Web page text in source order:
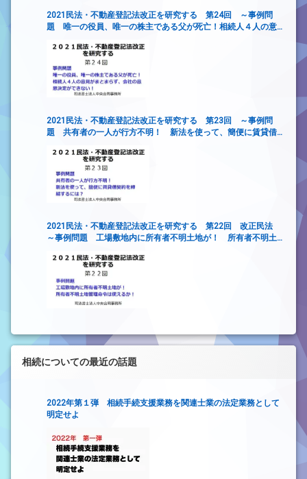
2021民法・不動産登記法改正を研究する 第24回 ～事例問
題 唯一の役員、唯一の株主である父が死亡！相続人４人の意
2021民法・不動産登記法改正を研究する 第23回 ～事例問
題 共有者の一人が行方不明！ 新法を使って、簡便に賃貸借
2021民法・不動産登記法改正を研究する 第22回 改正民法
～事例問題 工場敷地内に所有者不明土地が！ 所有者不明土
相続についての最近の話題
2022年第１弾 相続手続支援業務を関連士業の法定業務として
明定せよ